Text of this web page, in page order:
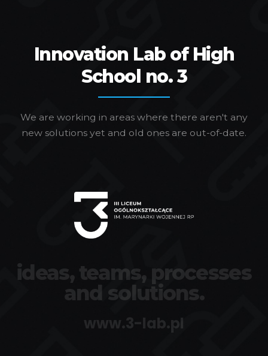
Innovation Lab of High
School no. 3
We are working in areas where there aren't any
new solutions yet and old ones are out-of-date.
ideas, teams, processes
and solutions.
www.3-lab.pl